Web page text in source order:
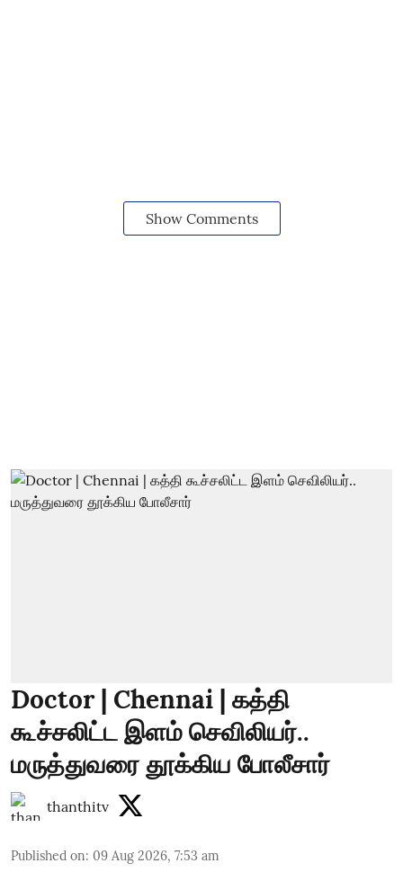
Show Comments
Doctor | Chennai | கத்தி
கூச்சலிட்ட இளம் செவிலியர்..
மருத்துவரை தூக்கிய போலீசார்
thanthitv
Published on: 09 Aug 2026, 7:53 am